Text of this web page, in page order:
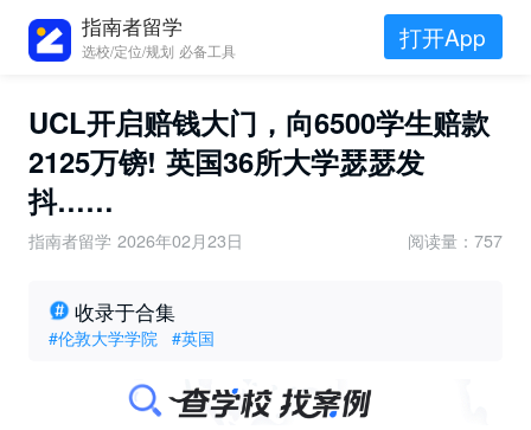
指南者留学
选校/定位/规划 必备工具 打开App
UCL开启赔钱大门，向6500学生赔款
2125万镑! 英国36所大学瑟瑟发
抖……
指南者留学 2026年02月23日 阅读量：757
收录于合集
#伦敦大学学院 #英国